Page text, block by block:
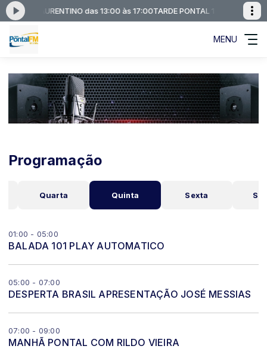
LAURENTINO das 13:00 às 17:00TARDE PONTAL 101 COM
MENU
Programação
Quarta Quinta Sexta
01:00 - 05:00
BALADA 101 PLAY AUTOMATICO
05:00 - 07:00
DESPERTA BRASIL APRESENTAÇÃO JOSÉ MESSIAS
07:00 - 09:00
MANHÃ PONTAL COM RILDO VIEIRA